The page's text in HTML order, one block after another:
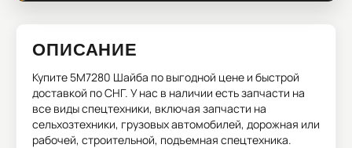
ОПИСАНИЕ
Купите 5M7280 Шайба по выгодной цене и быстрой
доставкой по СНГ. У нас в наличии есть запчасти на
все виды спецтехники, включая запчасти на
сельхозтехники, грузовых автомобилей, дорожная или
рабочей, строительной, подъемная спецтехника.